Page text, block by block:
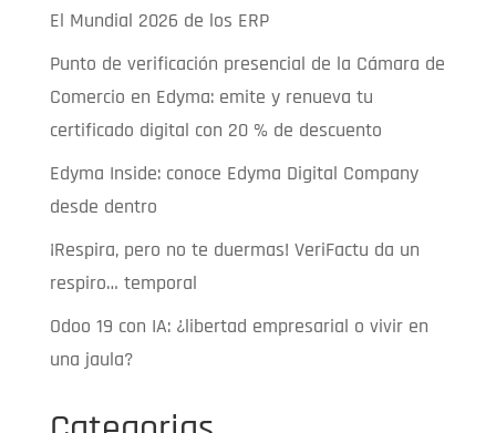
El Mundial 2026 de los ERP
Punto de verificación presencial de la Cámara de
Comercio en Edyma: emite y renueva tu
certificado digital con 20 % de descuento
Edyma Inside: conoce Edyma Digital Company
desde dentro
¡Respira, pero no te duermas! VeriFactu da un
respiro… temporal
Odoo 19 con IA: ¿libertad empresarial o vivir en
una jaula?